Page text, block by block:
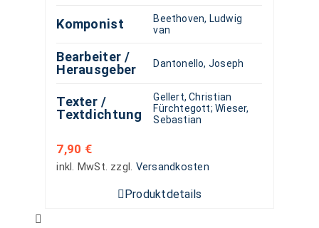
Komponist
Beethoven, Ludwig
van
Bearbeiter /
Herausgeber
Dantonello, Joseph
Texter /
Textdichtung
Gellert, Christian
Fürchtegott;Wieser,
Sebastian
7,90 €
inkl. MwSt. zzgl. Versandkosten
Produktdetails